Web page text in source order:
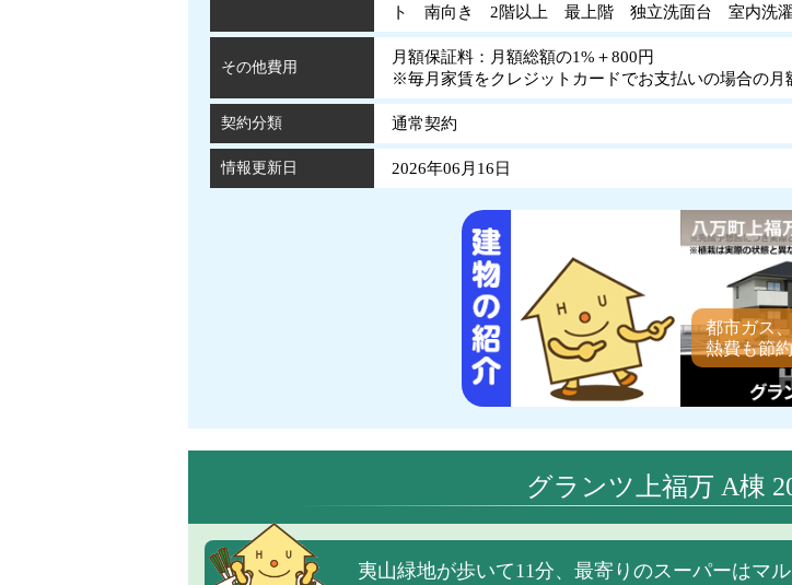
ト 南向き 2階以上 最上階 独立洗面台 室内洗
その他費用
月額保証料：月額総額の1%＋800円
※毎月家賃をクレジットカードでお支払いの場合の月
契約分類 通常契約
情報更新日 2026年06月16日
都市ガス
熱費も節約
グランツ上福万 A棟
夷山緑地が歩いて11分、最寄りのスーパーはマ